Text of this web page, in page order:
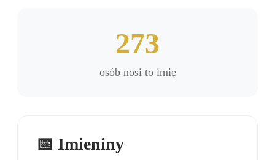
273
osób nosi to imię
📅 Imieniny